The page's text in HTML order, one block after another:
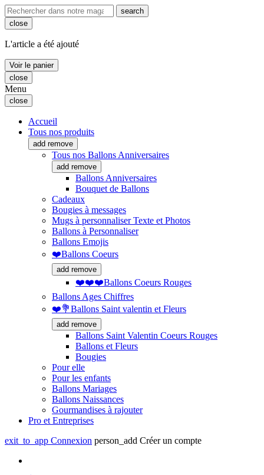
search
close
L'article a été ajouté
Voir le panier
close
Menu
close
Accueil
Tous nos produits
add remove
Tous nos Ballons Anniversaires
add remove
Ballons Anniversaires
Bouquet de Ballons
Cadeaux
Bougies à messages
Mugs à personnaliser Texte et Photos
Ballons à Personnaliser
Ballons Emojis
❤️Ballons Coeurs
add remove
❤️❤️❤️Ballons Coeurs Rouges
Ballons Ages Chiffres
❤️💐Ballons Saint valentin et Fleurs
add remove
Ballons Saint Valentin Coeurs Rouges
Ballons et Fleurs
Bougies
Pour elle
Pour les enfants
Ballons Mariages
Ballons Naissances
Gourmandises à rajouter
Pro et Entreprises
exit_to_app Connexion person_add Créer un compte